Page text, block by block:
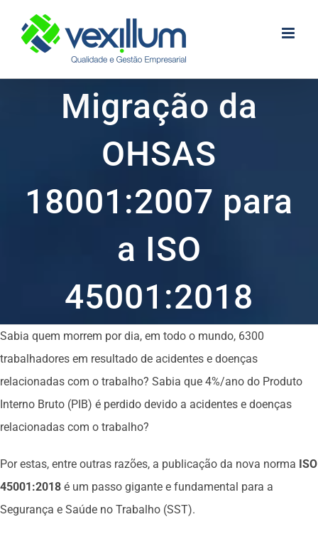
content
Migração da
OHSAS
18001:2007 para
a ISO
45001:2018
Sabia quem morrem por dia, em todo o mundo, 6300
trabalhadores em resultado de acidentes e doenças
relacionadas com o trabalho? Sabia que 4%/ano do Produto
Interno Bruto (PIB) é perdido devido a acidentes e doenças
relacionadas com o trabalho?
Por estas, entre outras razões, a publicação da nova norma ISO
45001:2018 é um passo gigante e fundamental para a
Segurança e Saúde no Trabalho (SST).